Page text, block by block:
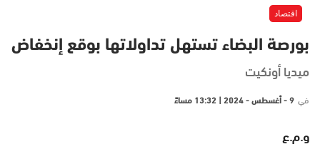
اقتصاد
بورصة البضاء تستهل تداولاتها بوقع إنخفاض
ميديا أونكيت
في 9 - أغسطس - 2024 | 13:32 مساءً
و.م.ع